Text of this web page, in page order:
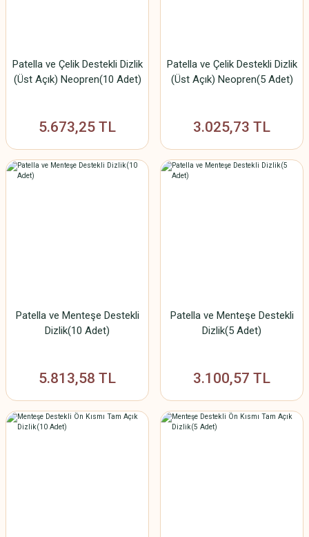
Patella ve Çelik Destekli Dizlik
(Üst Açık) Neopren(10 Adet)
5.673,25 TL
Patella ve Çelik Destekli Dizlik
(Üst Açık) Neopren(5 Adet)
3.025,73 TL
Patella ve Menteşe Destekli
Dizlik(10 Adet)
5.813,58 TL
Patella ve Menteşe Destekli
Dizlik(5 Adet)
3.100,57 TL